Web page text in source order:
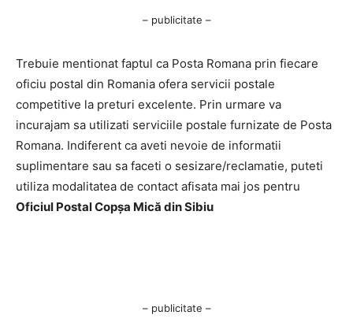
– publicitate –
Trebuie mentionat faptul ca Posta Romana prin fiecare
oficiu postal din Romania ofera servicii postale
competitive la preturi excelente. Prin urmare va
incurajam sa utilizati serviciile postale furnizate de Posta
Romana. Indiferent ca aveti nevoie de informatii
suplimentare sau sa faceti o sesizare/reclamatie, puteti
utiliza modalitatea de contact afisata mai jos pentru
Oficiul Postal Copşa Mică din Sibiu
– publicitate –